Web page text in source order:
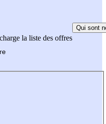
la liste des offres
Qui sont